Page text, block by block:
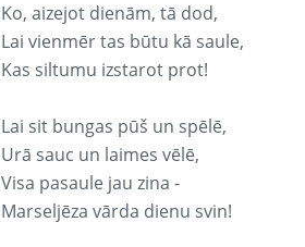
Ko, aizejot dienām, tā dod,
Lai vienmēr tas būtu kā saule,
Kas siltumu izstarot prot!
Lai sit bungas pūš un spēlē,
Urā sauc un laimes vēlē,
Visa pasaule jau zina -
Marseljēza vārda dienu svin!